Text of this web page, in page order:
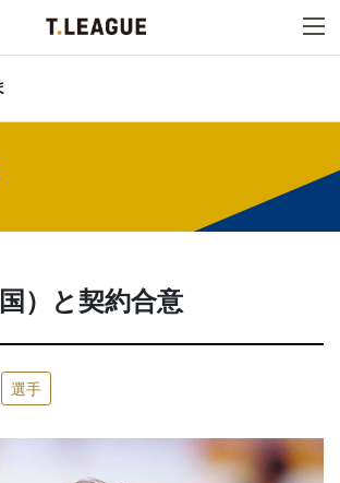
）と契約合意
選手